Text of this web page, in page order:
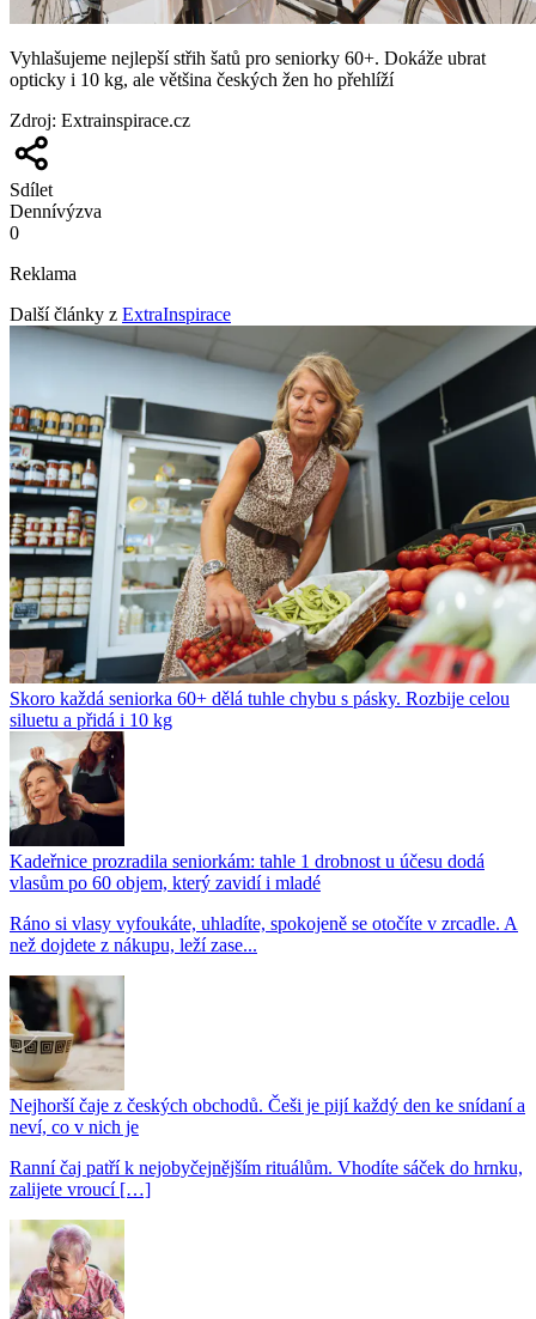
Vyhlašujeme nejlepší střih šatů pro seniorky 60+. Dokáže ubrat
opticky i 10 kg, ale většina českých žen ho přehlíží
Zdroj: Extrainspirace.cz
Sdílet
Dennívýzva
0
Reklama
Další články z ExtraInspirace
Skoro každá seniorka 60+ dělá tuhle chybu s pásky. Rozbije celou
siluetu a přidá i 10 kg
Kadeřnice prozradila seniorkám: tahle 1 drobnost u účesu dodá
vlasům po 60 objem, který zavidí i mladé
Ráno si vlasy vyfoukáte, uhladíte, spokojeně se otočíte v zrcadle. A
než dojdete z nákupu, leží zase...
Nejhorší čaje z českých obchodů. Češi je pijí každý den ke snídaní a
neví, co v nich je
Ranní čaj patří k nejobyčejnějším rituálům. Vhodíte sáček do hrnku,
zalijete vroucí […]